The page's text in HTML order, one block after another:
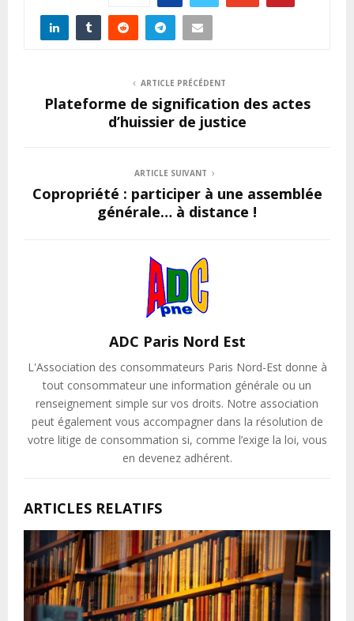
ARTICLE PRÉCÉDENT
Plateforme de signification des actes
d’huissier de justice
ARTICLE SUIVANT
Copropriété : participer à une assemblée
générale… à distance !
ADC Paris Nord Est
L'Association des consommateurs Paris Nord-Est donne à
tout consommateur une information générale ou un
renseignement simple sur vos droits. Notre association
peut également vous accompagner dans la résolution de
votre litige de consommation si, comme l’exige la loi, vous
en devenez adhérent.
ARTICLES RELATIFS